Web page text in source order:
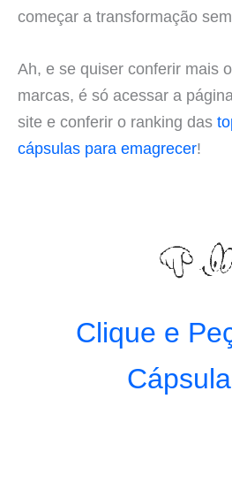
começar a transformação
Ah, e se quiser conferir mais
marcas, é só acessar a
site e conferir o ranking das
cápsulas para emagrecer!
Clique e